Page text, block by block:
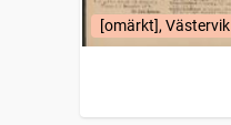
[omärkt], Västervik